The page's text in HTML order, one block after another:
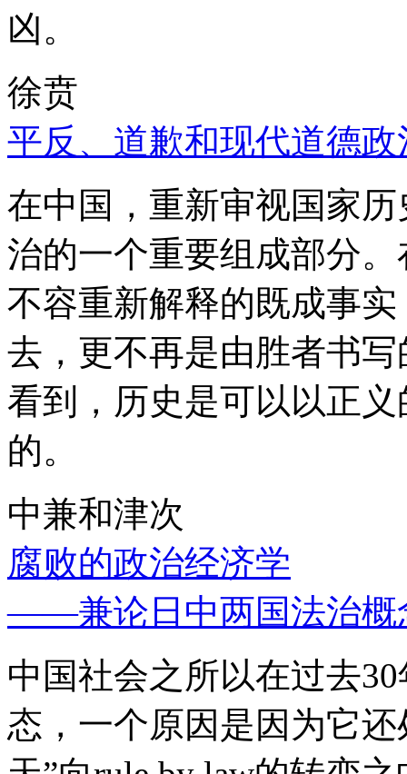
凶。
徐贲
平反、道歉和现代道德政
在中国，重新审视国家
治的一个重要组成部分
不容重新解释的既成事
去，更不再是由胜者书
看到，历史是可以以正
的。
中兼和津次
腐败的政治经济学
——兼论日中两国法治概
中国社会之所以在过去
态，一个原因是因为它